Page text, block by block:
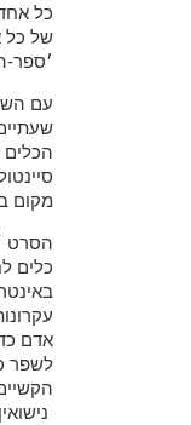
כל
של כל
׳ספר-
עם
מקום
הסרט
כלים
אדם
לשפר